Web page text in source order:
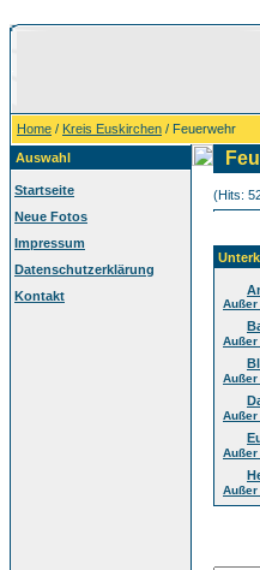
Home / Kreis Euskirchen / Feuerwehr
Auswahl
Startseite
Neue Fotos
Impressum
Datenschutzerklärung
Kontakt
(Hits:
Außer
Außer
Außer
Außer
Außer
Außer